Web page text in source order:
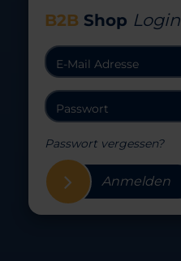
B2B Shop Login
Passwort vergessen?
Anmelden